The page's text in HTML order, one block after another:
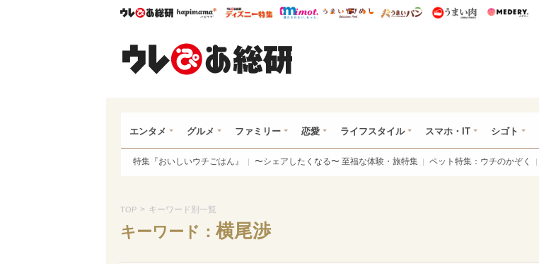
ウレぴあ総研ハピママ* ウレぴあ総研 ディズニー特集
mimot. うまいめし うまいパン うまい肉
エンタメ グルメ ファミリー 恋愛 ライフスタイル スマホ・IT シゴト
特集『おいしいウチごはん』 〜シェアしたくなる〜 至福な体験・旅特集 ペット特集：ウチのかぞく
TOP > キーワード別一覧
キーワード： 横尾渉